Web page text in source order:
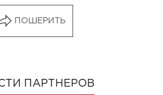
ПОШЕРИТЬ
ПАРТНЕРОВ